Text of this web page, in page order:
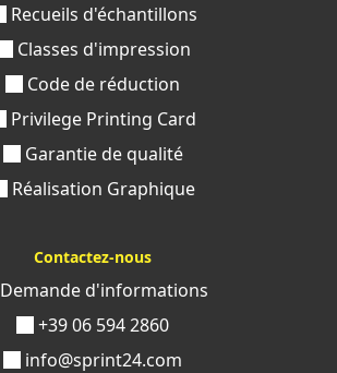
Recueils d'échantillons
Classes d'impression
Code de réduction
Privilege Printing Card
Garantie de qualité
Réalisation Graphique
Contactez-nous
Demande d'informations
+39 06 594 2860
info@sprint24.com